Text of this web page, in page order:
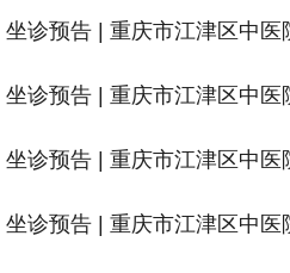
坐诊预告 | 重庆市江津区中医
坐诊预告 | 重庆市江津区中医
坐诊预告 | 重庆市江津区中医
坐诊预告 | 重庆市江津区中医